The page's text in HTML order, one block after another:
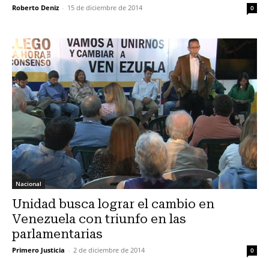
Roberto Deniz - 15 de diciembre de 2014 0
Nacional
Unidad busca lograr el cambio en
Venezuela con triunfo en las
parlamentarias
Primero Justicia - 2 de diciembre de 2014 0